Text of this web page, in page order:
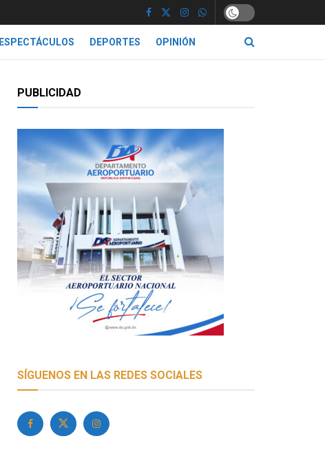
ESPECTÁCULOS DEPORTES OPINIÓN
PUBLICIDAD
SÍGUENOS EN LAS REDES SOCIALES